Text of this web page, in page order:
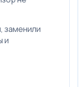
заменили
и